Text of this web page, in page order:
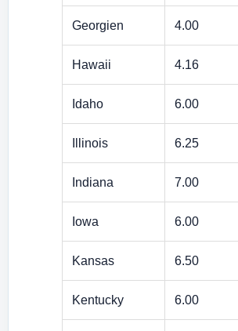
Georgien 4.00
Hawaii 4.16
Idaho 6.00
Illinois 6.25
Indiana 7.00
Iowa 6.00
Kansas 6.50
Kentucky 6.00